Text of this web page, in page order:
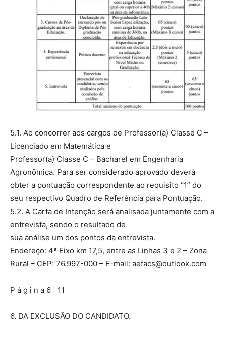
5.1. Ao concorrer aos cargos de Professor(a) Classe C –
Licenciado em Matemática e
Professor(a) Classe C – Bacharel em Engenharia
Agronômica. Para ser considerado aprovado deverá
obter a pontuação correspondente ao requisito “1” do
seu respectivo Quadro de Referência para Pontuação.
5.2. A Carta de Intenção será analisada juntamente com a
entrevista, sendo o resultado de
sua análise um dos pontos da entrevista.
Endereço: 4ª Eixo km 17,5, entre as Linhas 3 e 2 – Zona
Rural – CEP: 76.997-000 – E-mail: aefacs@outlook.com
P á g i n a 6 | 11
6. DA EXCLUSÃO DO CANDIDATO.